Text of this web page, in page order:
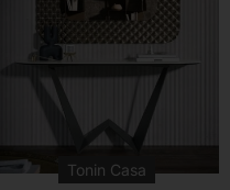
Tonin Casa